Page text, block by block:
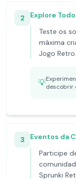
2
Explore
Teste os
máxima
Jogo
💡descobrir
3
Eventos da
Participe
Sprunki